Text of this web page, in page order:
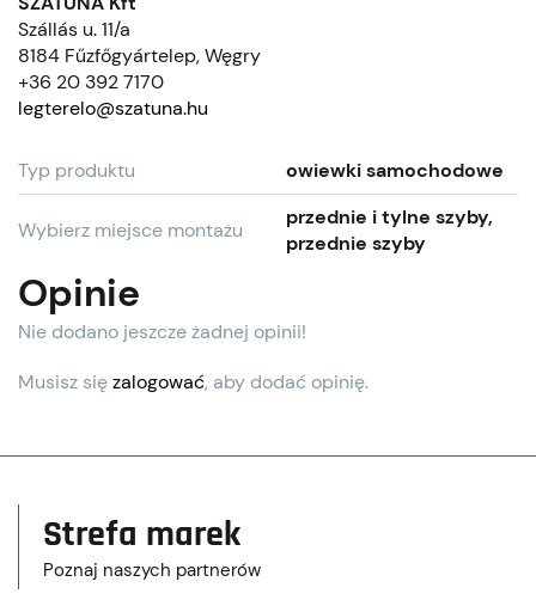
Szállás u. 11/a
8184 Fűzfőgyártelep, Węgry
+36 20 392 7170
legterelo@szatuna.hu
Typ produktu owiewki samochodowe
Wybierz miejsce montażu
przednie i tylne szyby,
przednie szyby
Opinie
Nie dodano jeszcze żadnej opinii!
Musisz sięzalogować, aby dodać opinię.
Strefa marek
Poznaj naszych partnerów